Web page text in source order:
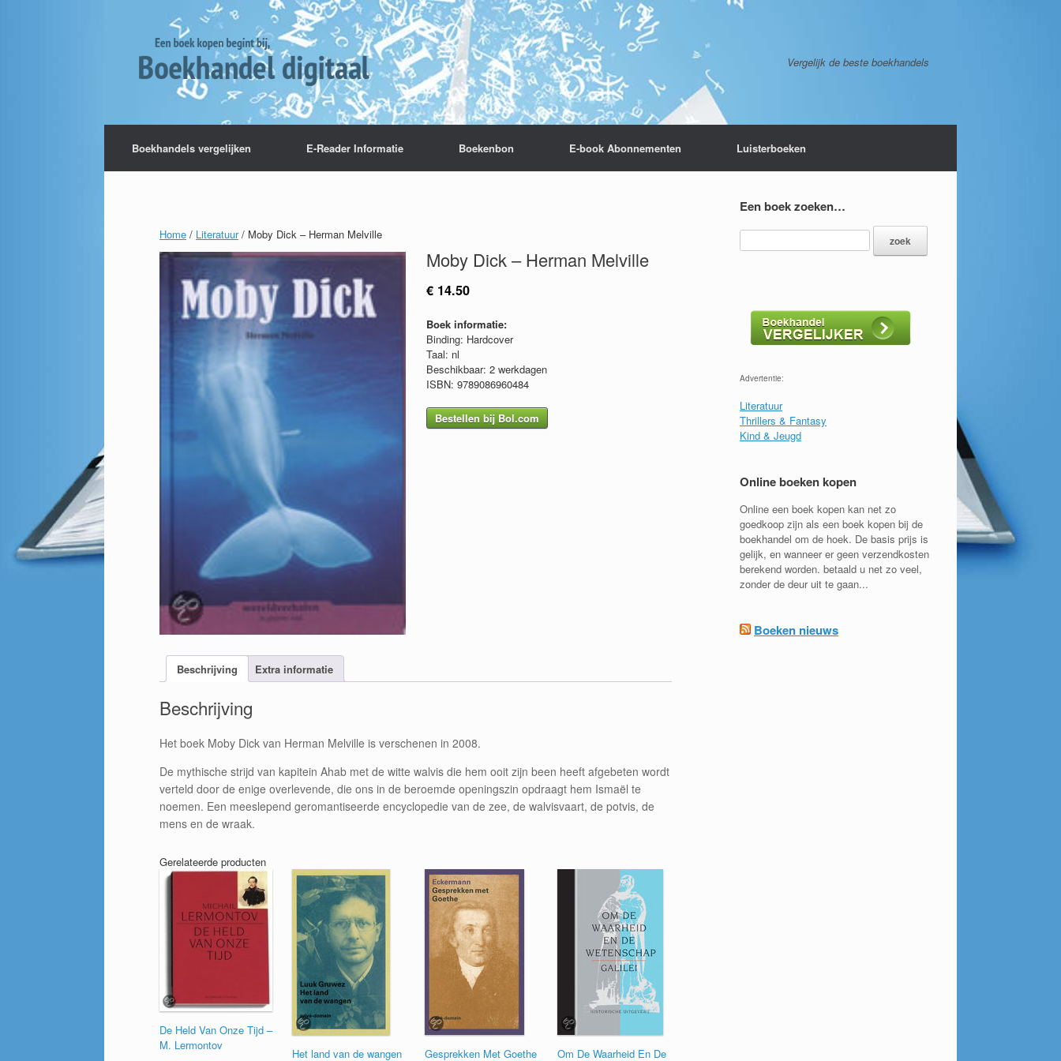
Vergelijk de beste boekhandels
Boekhandels vergelijken E-Reader Informatie Boekenbon E-book Abonnementen Luisterboeken
Home / Literatuur/ Moby Dick – Herman Melville
Moby Dick – Herman Melville
€ 14.50
Boek informatie:
Binding: Hardcover
Taal: nl
Beschikbaar: 2 werkdagen
ISBN: 9789086960484
Bestellen bij Bol.com
Beschrijving Extra informatie
Beschrijving
Het boek Moby Dick van Herman Melville is verschenen in 2008.
De mythische strijd van kapitein Ahab met de witte walvis die hem ooit zijn been heeft afgebeten wordt
verteld door de enige overlevende, die ons in de beroemde openingszin opdraagt hem Ismaël te
noemen. Een meeslepend geromantiseerde encyclopedie van de zee, de walvisvaart, de potvis, de
mens en de wraak.
Gerelateerde producten
De Held Van Onze Tijd –
M. Lermontov
Het land van de wangen Gesprekken Met Goethe Om De Waarheid En De
Een boek zoeken…
Advertentie:
Literatuur
Thrillers & Fantasy
Kind & Jeugd
Online boeken kopen
Online een boek kopen kan net zo
goedkoop zijn als een boek kopen bij de
boekhandel om de hoek. De basis prijs is
gelijk, en wanneer er geen verzendkosten
berekend worden. betaald u net zo veel,
zonder de deur uit te gaan...
Boeken nieuws